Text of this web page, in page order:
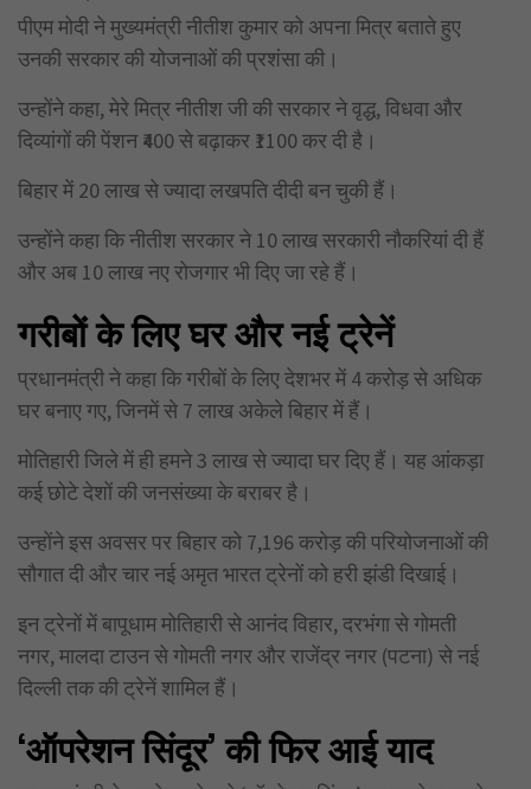
पीएम मोदी ने मुख्यमंत्री नीतीश कुमार को अपना मित्र बताते हुए
उनकी सरकार की योजनाओं की प्रशंसा की।
उन्होंने कहा, मेरे मित्र नीतीश जी की सरकार ने वृद्ध, विधवा और
दिव्यांगों की पेंशन ₹400 से बढ़ाकर ₹1100 कर दी है।
बिहार में 20 लाख से ज्यादा लखपति दीदी बन चुकी हैं।
उन्होंने कहा कि नीतीश सरकार ने 10 लाख सरकारी नौकरियां दी हैं
और अब 10 लाख नए रोजगार भी दिए जा रहे हैं।
गरीबों के लिए घर और नई ट्रेनें
प्रधानमंत्री ने कहा कि गरीबों के लिए देशभर में 4 करोड़ से अधिक
घर बनाए गए, जिनमें से 7 लाख अकेले बिहार में हैं।
मोतिहारी जिले में ही हमने 3 लाख से ज्यादा घर दिए हैं। यह आंकड़ा
कई छोटे देशों की जनसंख्या के बराबर है।
उन्होंने इस अवसर पर बिहार को 7,196 करोड़ की परियोजनाओं की
सौगात दी और चार नई अमृत भारत ट्रेनों को हरी झंडी दिखाई।
इन ट्रेनों में बापूधाम मोतिहारी से आनंद विहार, दरभंगा से गोमती
नगर, मालदा टाउन से गोमती नगर और राजेंद्र नगर (पटना) से नई
दिल्ली तक की ट्रेनें शामिल हैं।
‘ऑपरेशन सिंदूर’की फिर आई याद